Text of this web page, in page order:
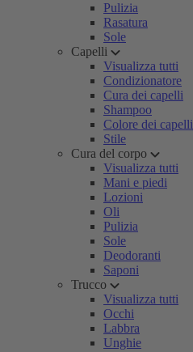
Pulizia
Rasatura
Sole
Capelli
Visualizza tutti
Condizionatore
Cura dei capelli
Shampoo
Colore dei capelli
Stile
Cura del corpo
Visualizza tutti
Mani e piedi
Lozioni
Oli
Pulizia
Sole
Deodoranti
Saponi
Trucco
Visualizza tutti
Occhi
Labbra
Unghie